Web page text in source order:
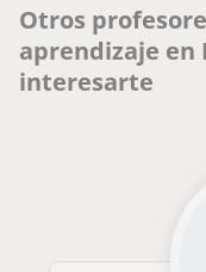
Otros
aprendizaje en
interesarte